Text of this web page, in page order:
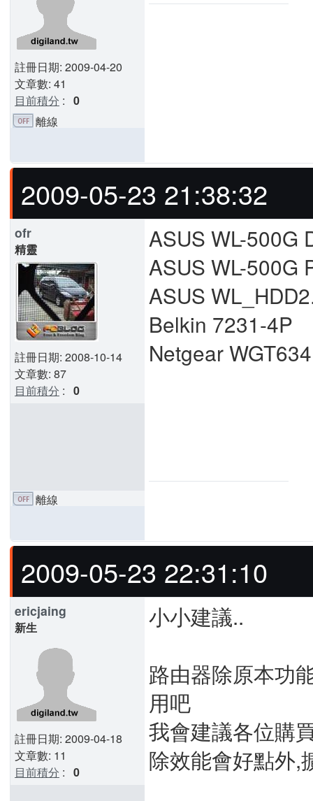
註冊日期: 2009-04-20
文章數: 41
目前積分 : 0
離線
2009-05-23 21:38:32
ofr
精靈
註冊日期: 2008-10-14
文章數: 87
目前積分 : 0
ASUS WL-500G
ASUS WL-500G
ASUS
Belkin 7231-4P
Netgear
離線
2009-05-23 22:31:10
ericjaing
新生
註冊日期: 2009-04-18
文章數: 11
目前積分 : 0
小小建議..
路由器除原本功
用吧
我會建議各位購
除效能會好點外,